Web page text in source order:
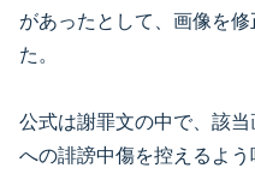
があったとして、画像を
た。
公式は謝罪文の中で、該
への誹謗中傷を控えるよう